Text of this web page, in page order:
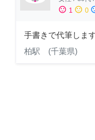
sentiment_satisfied 1 sentiment_neutral 0
手書きで代筆します
柏駅 (千葉県)